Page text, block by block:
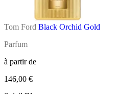
Tom Ford Black Orchid Gold
Parfum
à partir de
146,00 €